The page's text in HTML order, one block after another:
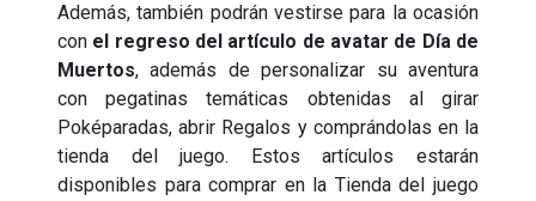
Además, también podrán vestirse para la ocasión
con el regreso del artículo de avatar de Día de
Muertos, además de personalizar su aventura
con pegatinas temáticas obtenidas al girar
Poképaradas, abrir Regalos y comprándolas en la
tienda del juego. Estos artículos estarán
disponibles para comprar en la Tienda del juego